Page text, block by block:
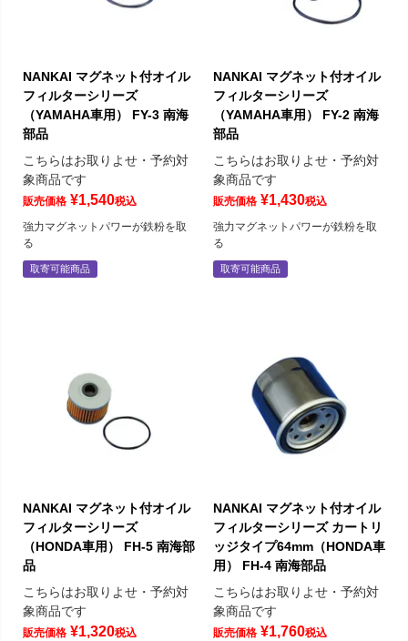
NANKAI マグネット付オイル
フィルターシリーズ
（YAMAHA車用） FY-3 南海
部品
こちらはお取りよせ・予約対
象商品です
販売価格 ¥1,540税込
強力マグネットパワーが鉄粉を取
る
取寄可能商品
NANKAI マグネット付オイル
フィルターシリーズ
（YAMAHA車用） FY-2 南海
部品
こちらはお取りよせ・予約対
象商品です
販売価格 ¥1,430税込
強力マグネットパワーが鉄粉を取
る
取寄可能商品
NANKAI マグネット付オイル
フィルターシリーズ
（HONDA車用） FH-5 南海部
品
こちらはお取りよせ・予約対
象商品です
販売価格 ¥1,320税込
NANKAI マグネット付オイル
フィルターシリーズ カートリ
ッジタイプ64mm（HONDA車
用） FH-4 南海部品
こちらはお取りよせ・予約対
象商品です
販売価格 ¥1,760税込